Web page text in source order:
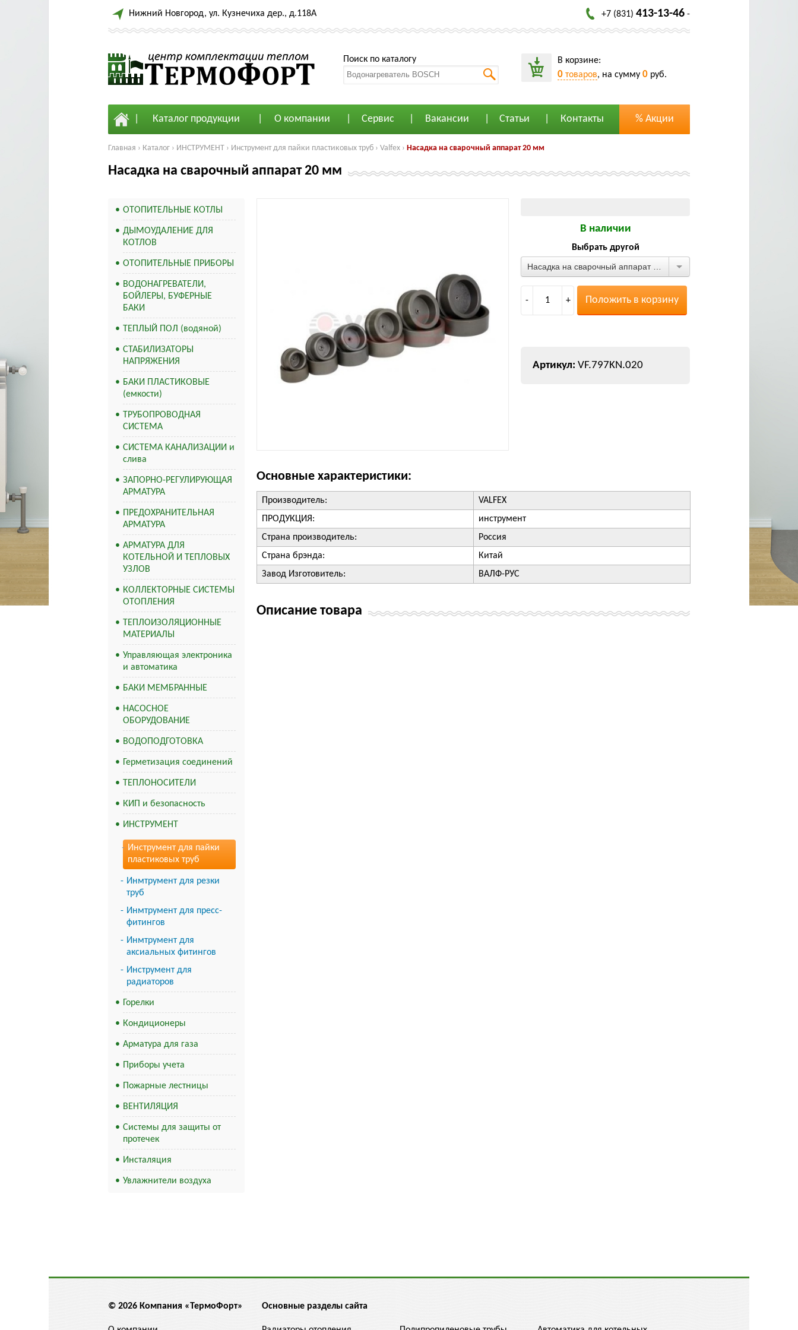
Нижний Новгород, ул. Кузнечиха дер., д.118А +7 (831) 413-13-46 -
Поиск по каталогу В корзине:
0 товаров, на сумму 0 руб.
Каталог продукции О компании Сервис Вакансии Статьи Контакты % Акции
Главная › Каталог › ИНСТРУМЕНТ › Инструмент для пайки пластиковых труб › Valfex › Насадка на сварочный аппарат 20 мм
Насадка на сварочный аппарат 20 мм
ОТОПИТЕЛЬНЫЕ КОТЛЫ
ДЫМОУДАЛЕНИЕ ДЛЯ
КОТЛОВ
ОТОПИТЕЛЬНЫЕ ПРИБОРЫ
ВОДОНАГРЕВАТЕЛИ,
БОЙЛЕРЫ, БУФЕРНЫЕ
БАКИ
ТЕПЛЫЙ ПОЛ (водяной)
СТАБИЛИЗАТОРЫ
НАПРЯЖЕНИЯ
БАКИ ПЛАСТИКОВЫЕ
(емкости)
ТРУБОПРОВОДНАЯ
СИСТЕМА
СИСТЕМА КАНАЛИЗАЦИИ и
слива
ЗАПОРНО-РЕГУЛИРУЮЩАЯ
АРМАТУРА
ПРЕДОХРАНИТЕЛЬНАЯ
АРМАТУРА
АРМАТУРА ДЛЯ
КОТЕЛЬНОЙ И ТЕПЛОВЫХ
УЗЛОВ
КОЛЛЕКТОРНЫЕ СИСТЕМЫ
ОТОПЛЕНИЯ
ТЕПЛОИЗОЛЯЦИОННЫЕ
МАТЕРИАЛЫ
Управляющая электроника
и автоматика
БАКИ МЕМБРАННЫЕ
НАСОСНОЕ
ОБОРУДОВАНИЕ
ВОДОПОДГОТОВКА
Герметизация соединений
ТЕПЛОНОСИТЕЛИ
КИП и безопасность
ИНСТРУМЕНТ
Инструмент для пайки
пластиковых труб
Инмтрумент для резки
труб
Инмтрумент для пресс-
фитингов
Инмтрумент для
аксиальных фитингов
Инструмент для
радиаторов
Горелки
Кондиционеры
Арматура для газа
Приборы учета
Пожарные лестницы
ВЕНТИЛЯЦИЯ
Системы для защиты от
протечек
Инсталяция
Увлажнители воздуха
В наличии
Выбрать другой
- 1 + Положить в корзину
VF.797KN.020
Основные характеристики:
Производитель:
VALFEX
ПРОДУКЦИЯ:
инструмент
Страна производитель:
Россия
Страна брэнда:
Китай
Завод Изготовитель:
ВАЛФ-РУС
Описание товара
© 2026 Компания «ТермоФорт» Основные разделы сайта